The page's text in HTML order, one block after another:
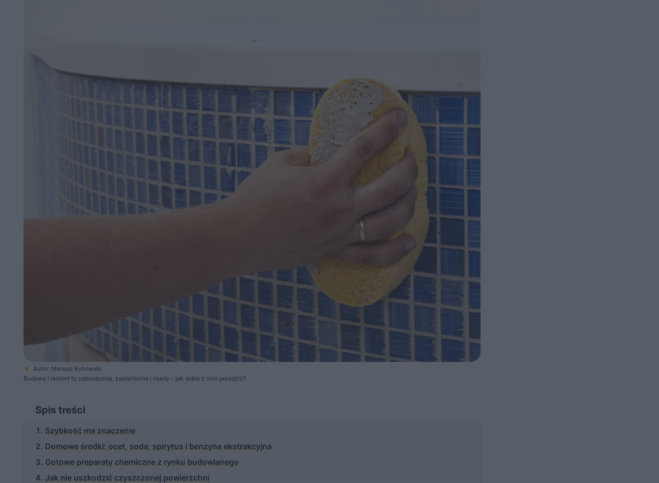
Autor: Mariusz Bykowski
Budowa i remont to zabrudzenia, zaplamienia i osady - jak sobie z nimi poradzić?
Spis treści
Szybkość ma znaczenie
Domowe środki: ocet, soda, spirytus i benzyna ekstrakcyjna
Gotowe preparaty chemiczne z rynku budowlanego
Jak nie uszkodzić czyszczonej powierzchni